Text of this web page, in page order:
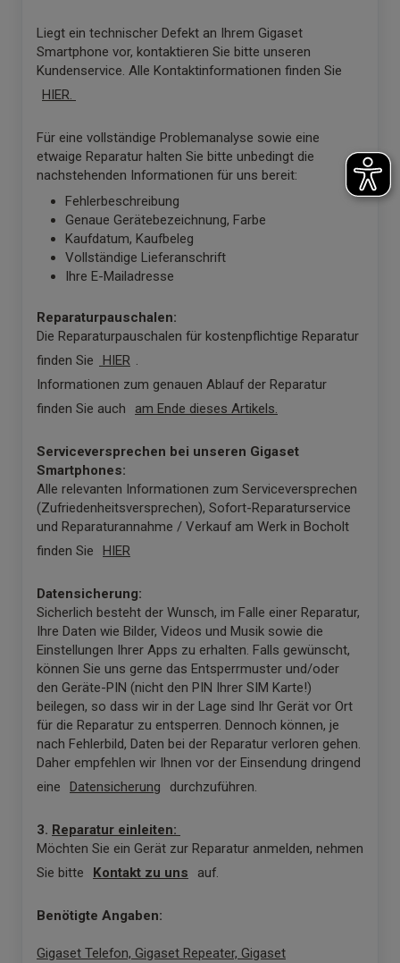
Liegt ein technischer Defekt an Ihrem Gigaset
Smartphone vor, kontaktieren Sie bitte unseren
Kundenservice. Alle Kontaktinformationen finden Sie
HIER.
Für eine vollständige Problemanalyse sowie eine
etwaige Reparatur halten Sie bitte unbedingt die
nachstehenden Informationen für uns bereit:
Fehlerbeschreibung
Genaue Gerätebezeichnung, Farbe
Kaufdatum, Kaufbeleg
Vollständige Lieferanschrift
Ihre E-Mailadresse
Reparaturpauschalen:
Die Reparaturpauschalen für kostenpflichtige Reparatur
finden Sie
HIER .
Informationen zum genauen Ablauf der Reparatur
finden Sie auch
am Ende dieses Artikels.
Serviceversprechen bei unseren Gigaset
Smartphones:
Alle relevanten Informationen zum Serviceversprechen
(Zufriedenheitsversprechen), Sofort-Reparaturservice
und Reparaturannahme / Verkauf am Werk in Bocholt
finden Sie
HIER
Datensicherung:
Sicherlich besteht der Wunsch, im Falle einer Reparatur,
Ihre Daten wie Bilder, Videos und Musik sowie die
Einstellungen Ihrer Apps zu erhalten. Falls gewünscht,
können Sie uns gerne das Entsperrmuster und/oder
den Geräte-PIN (nicht den PIN Ihrer SIM Karte!)
beilegen, so dass wir in der Lage sind Ihr Gerät vor Ort
für die Reparatur zu entsperren. Dennoch können, je
nach Fehlerbild, Daten bei der Reparatur verloren gehen.
Daher empfehlen wir Ihnen vor der Einsendung dringend
eine
Datensicherung durchzuführen.
3. Reparatur einleiten:
Möchten Sie ein Gerät zur Reparatur anmelden, nehmen
Sie bitte
Kontakt zu uns auf.
Benötigte Angaben:
Gigaset Telefon, Gigaset Repeater, Gigaset